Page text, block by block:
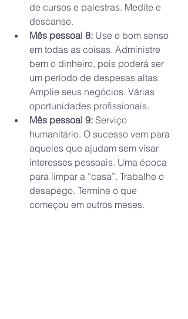
de cursos e palestras. Medite e
descanse.
Mês pessoal 8: Use o bom senso
em todas as coisas. Administre
bem o dinheiro, pois poderá ser
um período de despesas altas.
Amplie seus negócios. Várias
oportunidades profissionais.
Mês pessoal 9: Serviço
humanitário. O sucesso vem para
aqueles que ajudam sem visar
interesses pessoais. Uma época
para limpar a “casa”. Trabalhe o
desapego. Termine o que
começou em outros meses.